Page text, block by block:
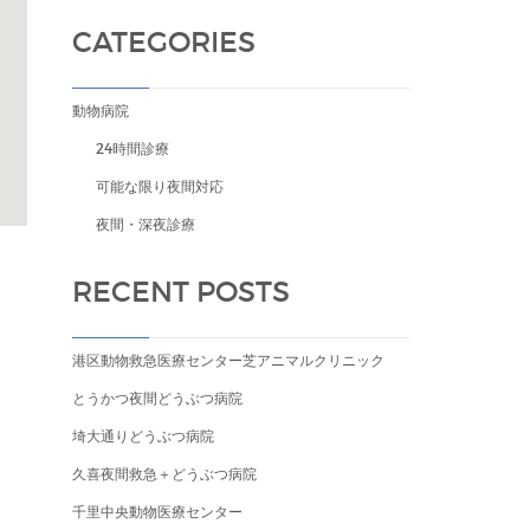
CATEGORIES
動物病院
24時間診療
可能な限り夜間対応
夜間・深夜診療
RECENT POSTS
港区動物救急医療センター芝アニマルクリニック
とうかつ夜間どうぶつ病院
埼大通りどうぶつ病院
久喜夜間救急＋どうぶつ病院
千里中央動物医療センター